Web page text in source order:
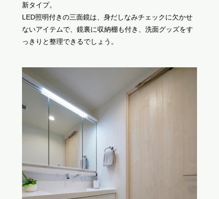
新タイプ。
LED照明付きの三面鏡は、身だしなみチェックに欠かせ
ないアイテムで、鏡裏に収納棚も付き、洗面グッズをす
っきりと整理できるでしょう。